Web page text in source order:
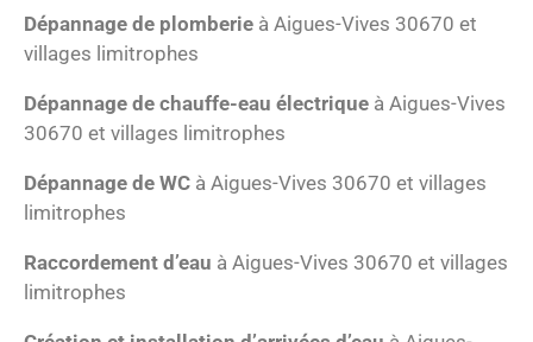
Dépannage de plomberie à Aigues-Vives 30670 et
villages limitrophes
Dépannage de chauffe-eau électrique à Aigues-Vives
30670 et villages limitrophes
Dépannage de WC à Aigues-Vives 30670 et villages
limitrophes
Raccordement d’eau à Aigues-Vives 30670 et villages
limitrophes